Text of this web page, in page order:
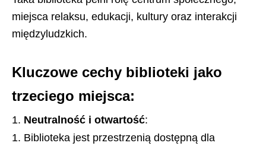
miejsca relaksu, edukacji, kultury oraz interakcji
międzyludzkich.
Kluczowe cechy biblioteki jako
trzeciego miejsca:
Neutralność i otwartość:
Biblioteka jest przestrzenią dostępną dla